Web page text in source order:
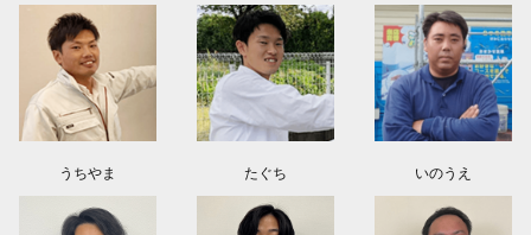
うちやま たぐち いのうえ